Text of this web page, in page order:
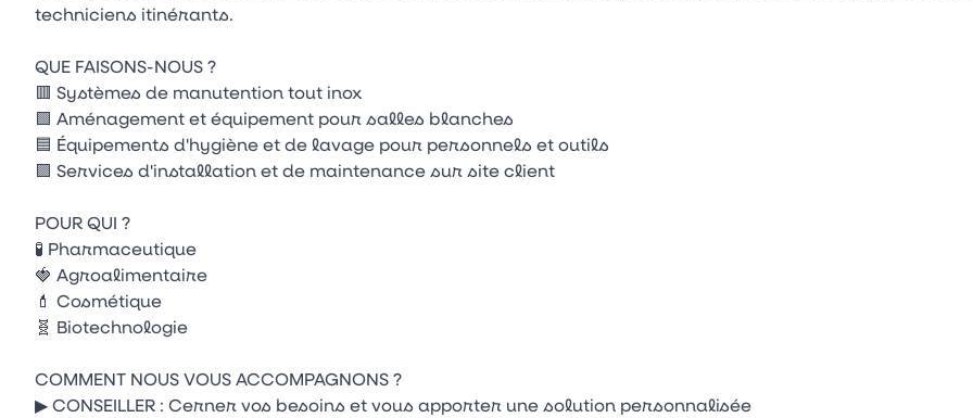
techniciens itinérants.
QUE FAISONS-NOUS ?
🟥 Systèmes de manutention tout inox
🟩 Aménagement et équipement pour salles blanches
🟦 Équipements d'hygiène et de lavage pour personnels et outils
🟪 Services d'installation et de maintenance sur site client
POUR QUI ?
🧪 Pharmaceutique
🍓 Agroalimentaire
💄 Cosmétique
🧬 Biotechnologie
COMMENT NOUS VOUS ACCOMPAGNONS ?
▶ CONSEILLER : Cerner vos besoins et vous apporter une solution personnalisée